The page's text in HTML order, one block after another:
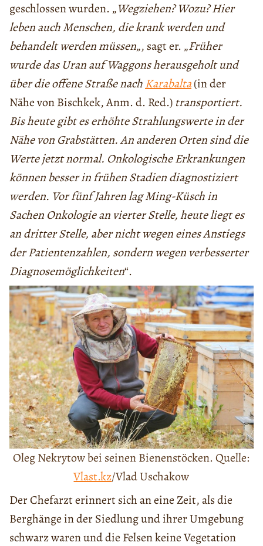
geschlossen wurden. „Wegziehen? Wozu? Hier
leben auch Menschen, die krank werden und
behandelt werden müssen„, sagt er. „Früher
wurde das Uran auf Waggons herausgeholt und
über die offene Straße nachKarabalta(in der
Nähe von Bischkek, Anm. d. Red.) transportiert.
Bis heute gibt es erhöhte Strahlungswerte in der
Nähe von Grabstätten. An anderen Orten sind die
Werte jetzt normal. Onkologische Erkrankungen
können besser in frühen Stadien diagnostiziert
werden. Vor fünf Jahren lag Ming-Küsch in
Sachen Onkologie an vierter Stelle, heute liegt es
an dritter Stelle, aber nicht wegen eines Anstiegs
der Patientenzahlen, sondern wegen verbesserter
Diagnosemöglichkeiten“.
Oleg Nekrytow bei seinen Bienenstöcken. Quelle:
Vlast.kz/Vlad Uschakow
Der Chefarzt erinnert sich an eine Zeit, als die
Berghänge in der Siedlung und ihrer Umgebung
schwarz waren und die Felsen keine Vegetation